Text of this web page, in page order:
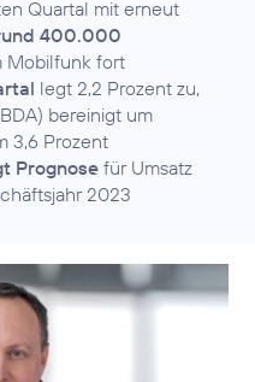
Quartal mit erneut
400.000
Mobilfunk fort
legt 2,2 Prozent zu,
bereinigt um
3,6 Prozent
Prognose für Umsatz
2023